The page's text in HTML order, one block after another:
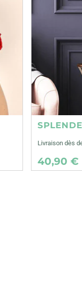
Livraison dès
40,90 €